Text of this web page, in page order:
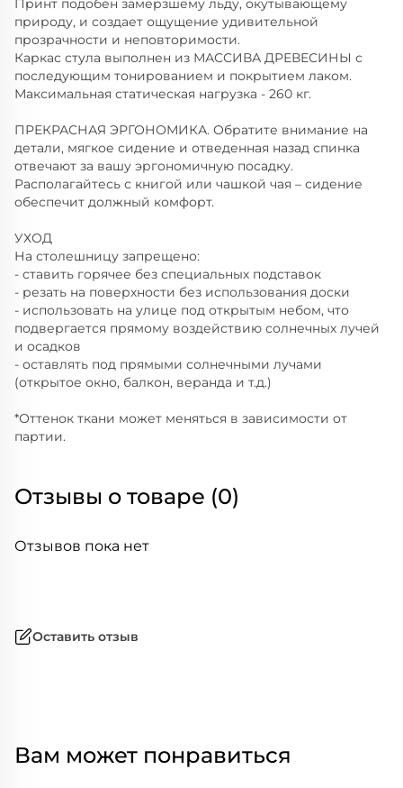
Принт подобен замерзшему льду, окутывающему
природу, и создает ощущение удивительной
прозрачности и неповторимости.
Каркас стула выполнен из МАССИВА ДРЕВЕСИНЫ с
последующим тонированием и покрытием лаком.
Максимальная статическая нагрузка - 260 кг.
ПРЕКРАСНАЯ ЭРГОНОМИКА. Обратите внимание на
детали, мягкое сидение и отведенная назад спинка
отвечают за вашу эргономичную посадку.
Располагайтесь с книгой или чашкой чая – сидение
обеспечит должный комфорт.
УХОД
На столешницу запрещено:
- ставить горячее без специальных подставок
- резать на поверхности без использования доски
- использовать на улице под открытым небом, что
подвергается прямому воздействию солнечных лучей
и осадков
- оставлять под прямыми солнечными лучами
(открытое окно, балкон, веранда и т.д.)
*Оттенок ткани может меняться в зависимости от
партии.
Отзывы о товаре (0)
Отзывов пока нет
Оставить отзыв
Вам может понравиться